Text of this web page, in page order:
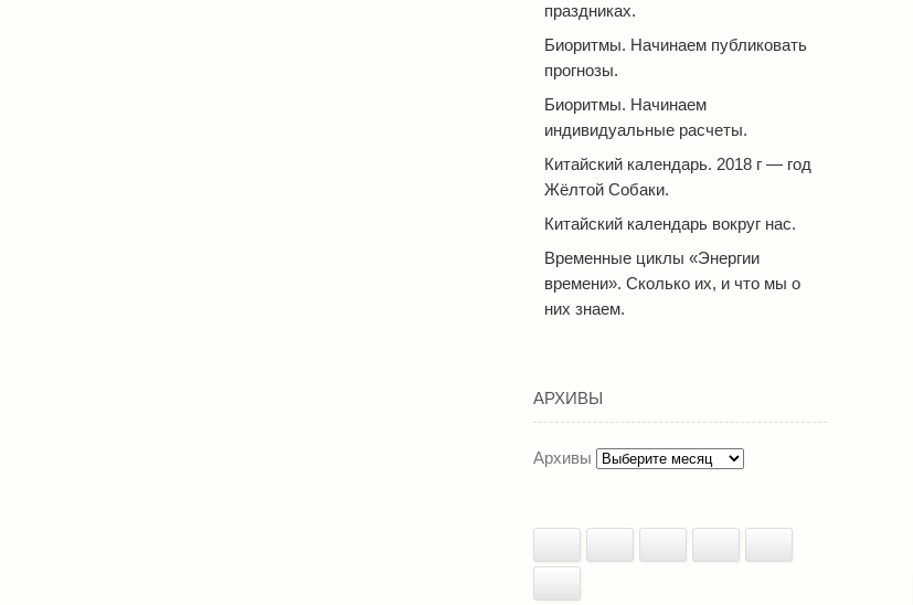
праздниках.
Биоритмы. Начинаем публиковать
прогнозы.
Биоритмы. Начинаем
индивидуальные расчеты.
Китайский календарь. 2018 г — год
Жёлтой Собаки.
Китайский календарь вокруг нас.
Временные циклы «Энергии
времени». Сколько их, и что мы о
них знаем.
АРХИВЫ
Архивы